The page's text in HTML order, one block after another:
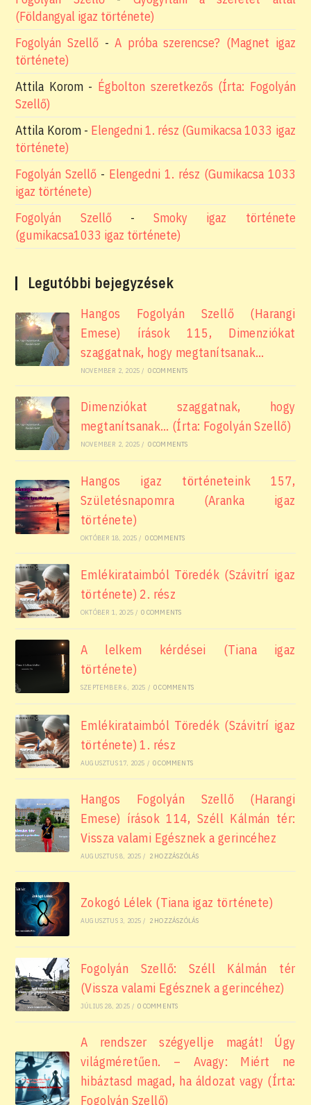
(Földangyal igaz története)
Fogolyán Szellő -A próba szerencse? (Magnet igaz
története)
Attila Korom- Égbolton szeretkezős (Írta: Fogolyán
Szellő)
Attila Korom- Elengedni 1. rész (Gumikacsa 1033 igaz
története)
Fogolyán Szellő - Elengedni 1. rész (Gumikacsa 1033
igaz története)
Fogolyán Szellő-Smoky igaz története
(gumikacsa1033 igaz története)
Legutóbbi bejegyzések
Hangos Fogolyán Szellő (Harangi
Emese) írások 115, Dimenziókat
szaggatnak, hogy megtanítsanak…
NOVEMBER 2, 2025 / 0 COMMENTS
Dimenziókat szaggatnak, hogy
megtanítsanak… (Írta: Fogolyán Szellő)
NOVEMBER 2, 2025 / 0 COMMENTS
Hangos igaz történeteink 157,
Születésnapomra (Aranka igaz
története)
OKTÓBER 18, 2025 / 0 COMMENTS
Emlékirataimból Töredék (Szávitrí igaz
története) 2. rész
OKTÓBER 1, 2025 / 0 COMMENTS
A lelkem kérdései (Tiana igaz
története)
SZEPTEMBER 6, 2025 / 0 COMMENTS
Emlékirataimból Töredék (Szávitrí igaz
története) 1. rész
AUGUSZTUS 17, 2025 / 0 COMMENTS
Hangos Fogolyán Szellő (Harangi
Emese) írások 114, Széll Kálmán tér:
Vissza valami Egésznek a gerincéhez
AUGUSZTUS 8, 2025 / 2 HOZZÁSZÓLÁS
Zokogó Lélek (Tiana igaz története)
AUGUSZTUS 3, 2025 / 2 HOZZÁSZÓLÁS
Fogolyán Szellő: Széll Kálmán tér
(Vissza valami Egésznek a gerincéhez)
JÚLIUS 28, 2025 / 0 COMMENTS
A rendszer szégyellje magát! Úgy
világméretűen. – Avagy: Miért ne
hibáztasd magad, ha áldozat vagy (Írta:
Fogolyán Szellő)